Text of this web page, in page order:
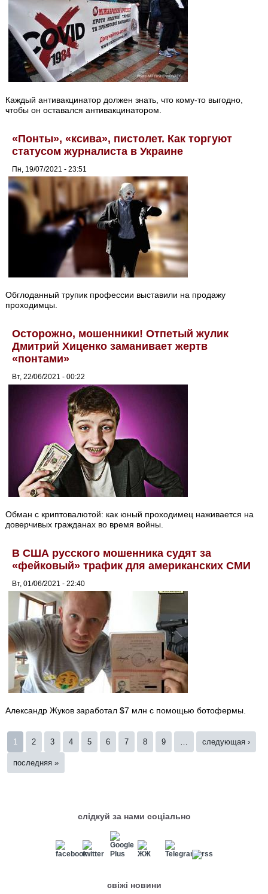
Каждый антивакцинатор должен знать, что кому-то выгодно,
чтобы он оставался антивакцинатором.
«Понты», «ксива», пистолет. Как торгуют
статусом журналиста в Украине
Пн, 19/07/2021 - 23:51
Обглоданный трупик профессии выставили на продажу
проходимцы.
Осторожно, мошенники! Отпетый жулик
Дмитрий Хиценко заманивает жертв
«понтами»
Вт, 22/06/2021 - 00:22
Обман с криптовалютой: как юный проходимец наживается на
доверчивых гражданах во время войны.
В США русского мошенника судят за
«фейковый» трафик для американских СМИ
Вт, 01/06/2021 - 22:40
Александр Жуков заработал $7 млн с помощью ботофермы.
Страницы
1 2 3 4 5 6 7 8 9 … следующая ›
последняя »
слідкуй за нами соціально
свіжі новини